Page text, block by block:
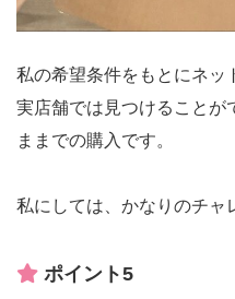
私の希望条件をもとにネッ
実店舗では見つけること
ままでの購入です。
私にしては、かなりのチャ
ポイント5